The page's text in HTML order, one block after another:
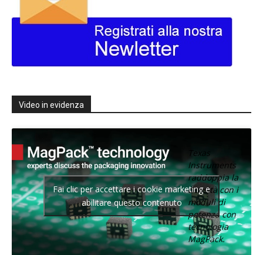
Video in evidenza
Texas
Instruments
raddoppia la
densità con i
moduli di
potenza con
tecnologia
MagPack.
Fai clic per accettare i cookie marketing e
abilitare questo contenuto